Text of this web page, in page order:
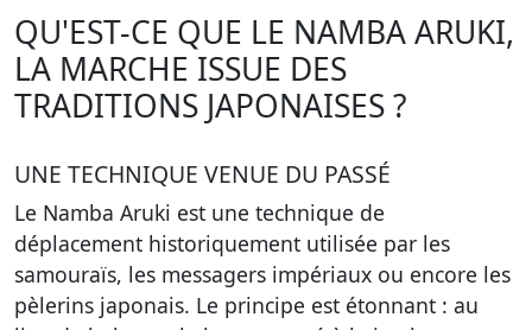
QU'EST-CE QUE LE NAMBA ARUKI,
LA MARCHE ISSUE DES
TRADITIONS JAPONAISES ?
UNE TECHNIQUE VENUE DU PASSÉ
Le Namba Aruki est une technique de
déplacement historiquement utilisée par les
samouraïs, les messagers impériaux ou encore les
pèlerins japonais. Le principe est étonnant : au